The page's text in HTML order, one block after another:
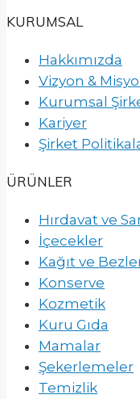
KURUMSAL
Hakkımızda
Vizyon &
Kurumsal
Kariyer
Şirket
ÜRÜNLER
Hırdavat ve
İçecekler
Kağıt ve
Konserve
Kozmetik
Kuru Gıda
Mamalar
Şekerlemeler
Temizlik